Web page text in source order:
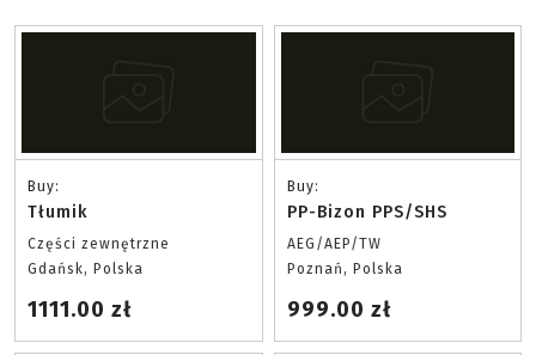
Buy:
Tłumik
Części zewnętrzne
Gdańsk, Polska
1111.00 zł
Buy:
PP-Bizon PPS/SHS
AEG/AEP/TW
Poznań, Polska
999.00 zł